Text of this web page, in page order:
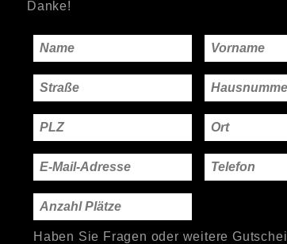
Danke!
Haben Sie Fragen oder weitere